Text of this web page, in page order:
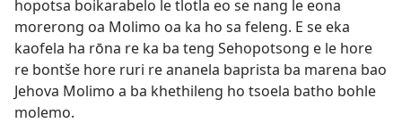
hopotsa boikarabelo le tlotla eo se nang le eona
morerong oa Molimo oa ka ho sa feleng. E se eka
kaofela ha rōna re ka ba teng Sehopotsong e le hore
re bontše hore ruri re ananela baprista ba marena bao
Jehova Molimo a ba khethileng ho tsoela batho bohle
molemo.